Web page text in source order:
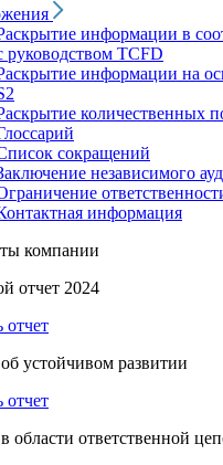
информации в
руководством TCFD
информации на
количественных
сокращений
независимого
информация
компании
отчет 2024
отчет
устойчивом развитии
отчет
области ответственной